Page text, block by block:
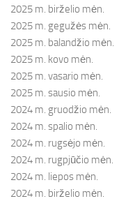
2025 m. birželio mėn.
2025 m. gegužės mėn.
2025 m. balandžio mėn.
2025 m. kovo mėn.
2025 m. vasario mėn.
2025 m. sausio mėn.
2024 m. gruodžio mėn.
2024 m. spalio mėn.
2024 m. rugsėjo mėn.
2024 m. rugpjūčio mėn.
2024 m. liepos mėn.
2024 m. birželio mėn.